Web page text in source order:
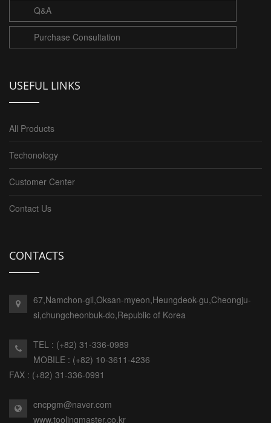
Q&A
Purchase Consultation
USEFUL LINKS
All Products
Techonology
Customer Center
Contact Us
CONTACTS
67,Namchon-gil,Oksan-myeon,Heungdeok-gu,Cheongju-
si,chungcheonbuk-do,Republic of Korea
TEL : (+82) 31-336-0989
MOBILE : (+82) 10-3611-4236
FAX : (+82) 31-336-0991
cncpgm@naver.com
www.toolingmaster.co.kr